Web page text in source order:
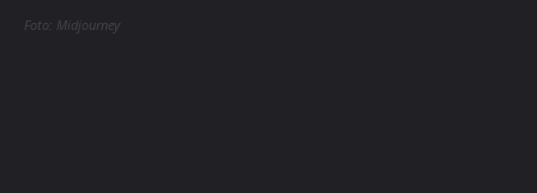
Foto: Midjourney